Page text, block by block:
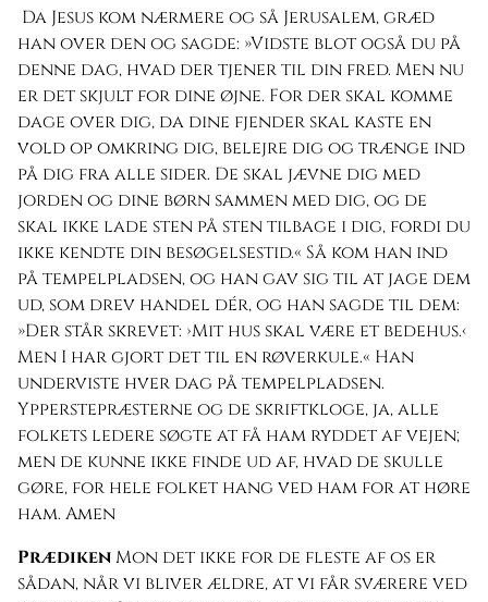
Da Jesus kom nærmere og så Jerusalem, græd
han over den og sagde: »Vidste blot også du på
denne dag, hvad der tjener til din fred. Men nu
er det skjult for dine øjne. For der skal komme
dage over dig, da dine fjender skal kaste en
vold op omkring dig, belejre dig og trænge ind
på dig fra alle sider. De skal jævne dig med
jorden og dine børn sammen med dig, og de
skal ikke lade sten på sten tilbage i dig, fordi du
ikke kendte din besøgelsestid.« Så kom han ind
på tempelpladsen, og han gav sig til at jage dem
ud, som drev handel dér, og han sagde til dem:
»Der står skrevet: ›Mit hus skal være et bedehus.‹
Men I har gjort det til en røverkule.« Han
underviste hver dag på tempelpladsen.
Ypperstepræsterne og de skriftkloge, ja, alle
folkets ledere søgte at få ham ryddet af vejen;
men de kunne ikke finde ud af, hvad de skulle
gøre, for hele folket hang ved ham for at høre
ham. Amen
PrædikenMon det ikke for de fleste af os er
sådan, når vi bliver ældre, at vi får sværere ved